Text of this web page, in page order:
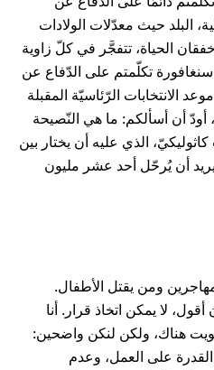
البلد حيث معدّلات الولادات
الحياة، تتفجَّر في كلّ زاوية
تكلّمتم على الدّفاع عن
الانتخابات الرّئاسيّة المقبلة
أودّ أن أسألكم: ما هي النّصيحة
الذي عليه أن يختار بين
أن يُرحّل أحد عشر مليون
ومن يقتل الأطفال.
لا يمكن اتخاذ قرار. أنا
هناك، ولكن لنكن واضحين:
على العمل، وعدم